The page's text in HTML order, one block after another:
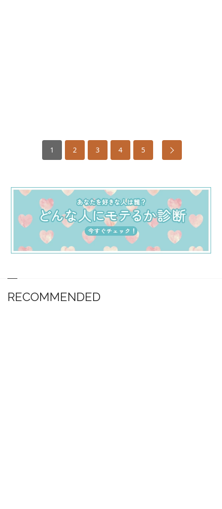
1 2 3 4 5
RECOMMENDED